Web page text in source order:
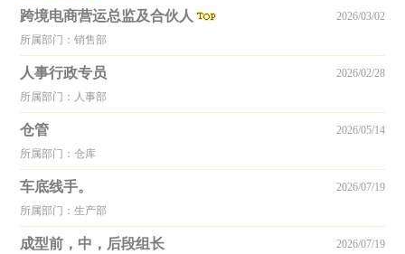
跨境电商营运总监及合伙人
所属部门：销售部
2026/03/02
人事行政专员
所属部门：人事部
2026/02/28
仓管
所属部门：仓库
2026/05/14
车底线手。
所属部门：生产部
2026/07/19
成型前，中，后段组长 2026/07/19